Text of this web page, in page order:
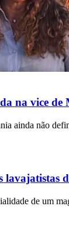
na vice de
ainda não
de um